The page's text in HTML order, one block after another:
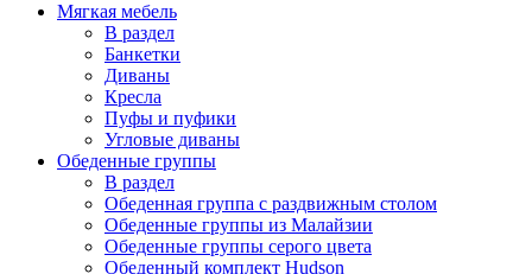
Мягкая мебель
В раздел
Банкетки
Диваны
Кресла
Пуфы и пуфики
Угловые диваны
Обеденные группы
В раздел
Обеденная группа с раздвижным столом
Обеденные группы из Малайзии
Обеденные группы серого цвета
Обеденный комплект Hudson